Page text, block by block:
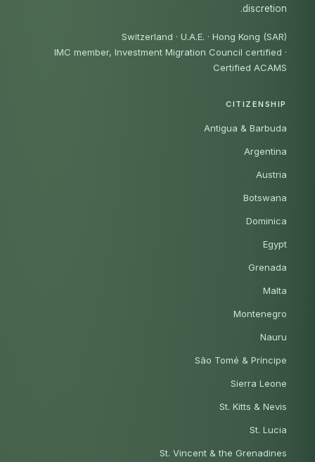
discretion.
Switzerland · U.A.E. · Hong Kong (SAR)
IMC member, Investment Migration Council certified ·
Certified ACAMS
CITIZENSHIP
Antigua & Barbuda
Argentina
Austria
Botswana
Dominica
Egypt
Grenada
Malta
Montenegro
Nauru
São Tomé & Príncipe
Sierra Leone
St. Kitts & Nevis
St. Lucia
St. Vincent & the Grenadines